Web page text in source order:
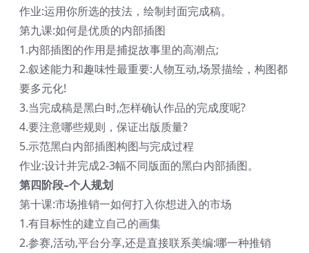
作业:运用你所选的技法，绘制封面完成稿。
第九课:如何是优质的内部插图
1.内部插图的作用是捕捉故事里的高潮点;
2.叙述能力和趣味性最重要:人物互动,场景描绘，构图都
要多元化!
3.当完成稿是黑白时,怎样确认作品的完成度呢?
4.要注意哪些规则，保证出版质量?
5.示范黑白内部插图构图与完成过程
作业:设计并完成2-3幅不同版面的黑白内部插图。
第四阶段–个人规划
第十课:市场推销一如何打入你想进入的市场
1.有目标性的建立自己的画集
2.参赛,活动,平台分享,还是直接联系美编:哪一种推销